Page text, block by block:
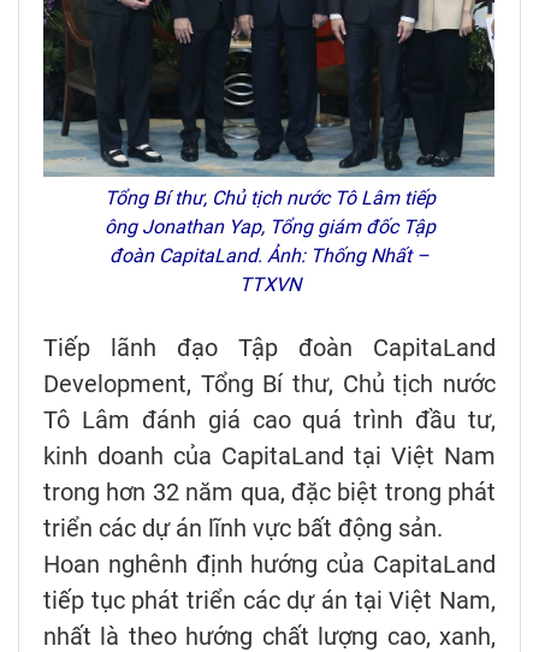
Tổng Bí thư, Chủ tịch nước Tô Lâm tiếp
ông Jonathan Yap, Tổng giám đốc Tập
đoàn CapitaLand. Ảnh: Thống Nhất –
TTXVN
Tiếp lãnh đạo Tập đoàn CapitaLand
Development, Tổng Bí thư, Chủ tịch nước
Tô Lâm đánh giá cao quá trình đầu tư,
kinh doanh của CapitaLand tại Việt Nam
trong hơn 32 năm qua, đặc biệt trong phát
triển các dự án lĩnh vực bất động sản.
Hoan nghênh định hướng của CapitaLand
tiếp tục phát triển các dự án tại Việt Nam,
nhất là theo hướng chất lượng cao, xanh,